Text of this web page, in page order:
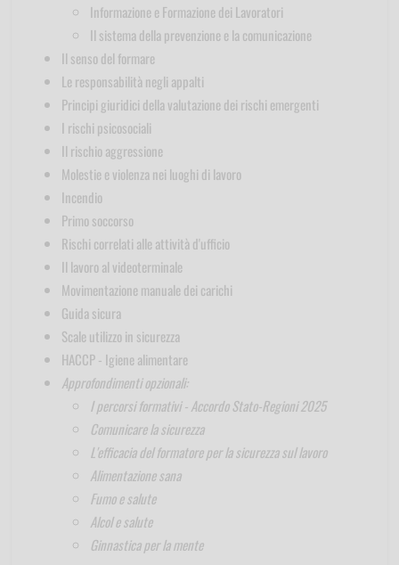
Informazione e Formazione dei Lavoratori
Il sistema della prevenzione e la comunicazione
Il senso del formare
Le responsabilità negli appalti
Principi giuridici della valutazione dei rischi emergenti
I rischi psicosociali
Il rischio aggressione
Molestie e violenza nei luoghi di lavoro
Incendio
Primo soccorso
Rischi correlati alle attività d'ufficio
Il lavoro al videoterminale
Movimentazione manuale dei carichi
Guida sicura
Scale utilizzo in sicurezza
HACCP - Igiene alimentare
Approfondimenti opzionali:
I percorsi formativi - Accordo Stato-Regioni 2025
Comunicare la sicurezza
L'efficacia del formatore per la sicurezza sul lavoro
Alimentazione sana
Fumo e salute
Alcol e salute
Ginnastica per la mente